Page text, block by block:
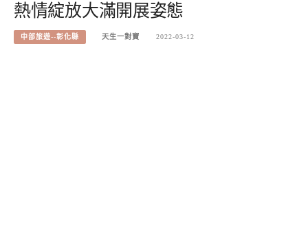
熱情綻放大滿開展姿態
中部旅遊--彰化縣 天生一對寶 2022-03-12